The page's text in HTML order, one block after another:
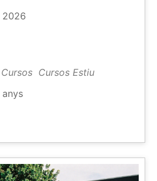
2026
Cursos Cursos Estiu
anys